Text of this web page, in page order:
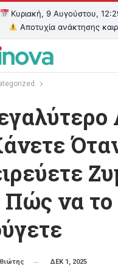
Κυριακή, 9 Αυγούστου,
Αποτυχία ανάκτησης
Πώς να το
ΔΕΚ 1, 2025